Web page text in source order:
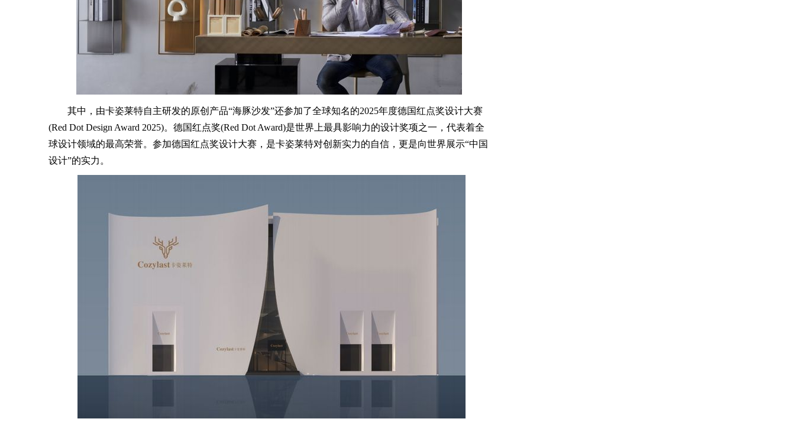
其中，由卡姿莱特自主研发的原创产品“海豚沙发”还参加了全球知名的2025年度德国红点奖设计大赛
(Red Dot Design Award 2025)。德国红点奖(Red Dot Award)是世界上最具影响力的设计奖项之一，代表着全
球设计领域的最高荣誉。参加德国红点奖设计大赛，是卡姿莱特对创新实力的自信，更是向世界展示“中国
设计”的实力。